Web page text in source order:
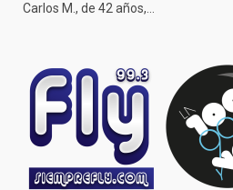
Carlos M., de 42 años,…